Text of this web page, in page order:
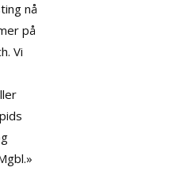
nå
på
Vi